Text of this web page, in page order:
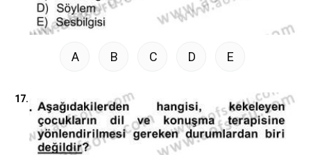
A B C D E
17.